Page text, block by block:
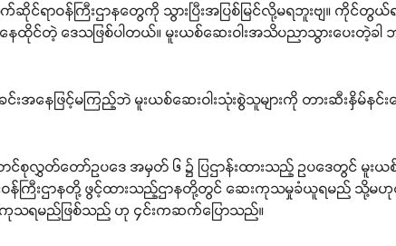
င်ရာဝန်ကြီးဌာနတွေကို သွားပြီးအပြစ်မြင်လို့မရဘူးဗျ။ ကိုင်
ေထိုင်တဲ့ ဒေသဖြစ်ပါတယ်။ မူးယစ်ဆေးဝါးအသိပညာသွားပေးတဲ့ခ
အနေဖြင့်မကြည့်ဘဲ မူးယစ်ဆေးဝါးသုံးစွဲသူများကို တားဆီးနှိမ်နင်
ာင်စုလွှတ်တော်ဥပဒေ အမှတ် ၆ ၌ ပြဌာန်းထားသည့် ဥပဒေတွင် မူးယ
ားဝန်ကြီးဌာနတို့ ဖွင့်ထားသည့်ဌာနတို့တွင် ဆေးကုသမှုခံယူရမည် သို့
သရမည်ဖြစ်သည် ဟု ၄င်းကဆက်ပြောသည်။